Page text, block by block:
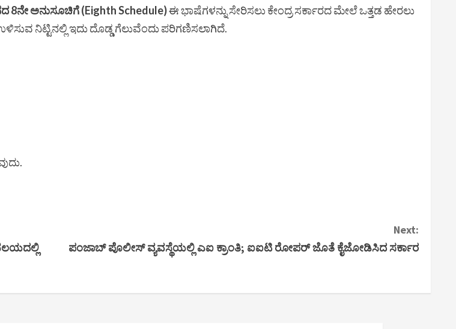
8ನೇ ಅನುಸೂಚಿಗೆ (Eighth Schedule)ಈ ಭಾಷೆಗಳನ್ನು ಸೇರಿಸಲು ಕೇಂದ್ರ ಸರ್ಕಾರದ ಮೇಲೆ ಒತ್ತಡ ಹೇರಲು
ನಿಟ್ಟಿನಲ್ಲಿ ಇದು ದೊಡ್ಡ ಗೆಲುವೆಂದು ಪರಿಗಣಿಸಲಾಗಿದೆ.
Next:
ಪಂಜಾಬ್ ಪೊಲೀಸ್ ವ್ಯವಸ್ಥೆಯಲ್ಲಿ ಎಐ ಕ್ರಾಂತಿ; ಐಐಟಿ ರೋಪರ್ ಜೊತೆ ಕೈಜೋಡಿಸಿದ ಸರ್ಕಾರ